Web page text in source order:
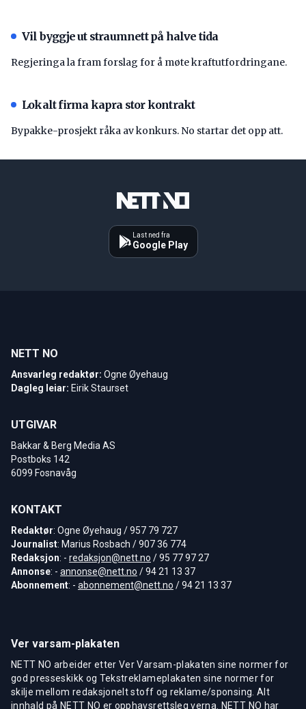
Vil byggje ut straumnett på halve tida
Regjeringa la fram forslag for å møte kraftutfordringane.
Lokalt firma kapra stor kontrakt
Bypakke-prosjekt råka av konkurs. No startar det opp att.
Last ned fra
Google Play
NETT NO
Ansvarleg redaktør: Ogne Øyehaug
Dagleg leiar: Eirik Staurset
UTGIVAR
Bakkar & Berg Media AS
Postboks 142
6099 Fosnavåg
KONTAKT
Redaktør: Ogne Øyehaug / 957 79 727
Journalist: Marius Rosbach / 907 36 774
Redaksjon: - redaksjon@nett.no / 95 77 97 27
Annonse: - annonse@nett.no / 94 21 13 37
Abonnement: - abonnement@nett.no / 94 21 13 37
Ver varsam-plakaten
NETT NO arbeider etter Ver Varsam-plakaten sine normer for
god presseskikk og Tekstreklameplakaten sine normer for
skilje mellom redaksjonelt stoff og reklame/sponsing. Alt
innhald på NETT NO er opphavsrettsleg verna. NETT NO har